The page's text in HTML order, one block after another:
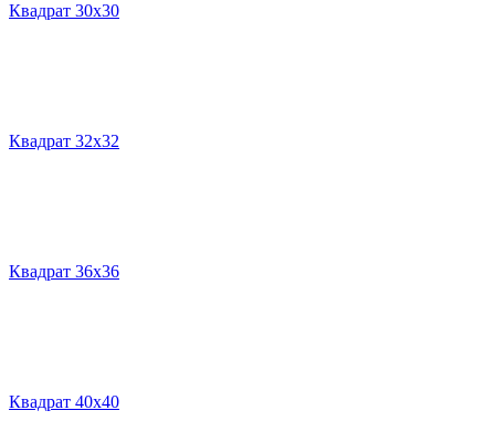
Квадрат 30х30
Квадрат 32х32
Квадрат 36х36
Квадрат 40х40